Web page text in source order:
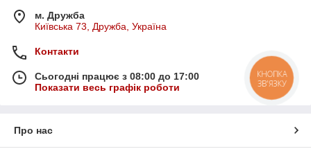
м. Дружба
Київська 73, Дружба, Україна
Контакти
Сьогодні працює з 08:00 до 17:00
Показати весь графік роботи
Про нас
КНОПКА
ЗВ'ЯЗКУ